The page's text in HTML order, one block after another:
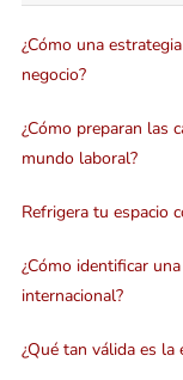
¿Cómo una
negocio?
¿Cómo preparan las
mundo laboral?
Refrigera tu espacio
¿Cómo identificar
internacional?
¿Qué tan válida es